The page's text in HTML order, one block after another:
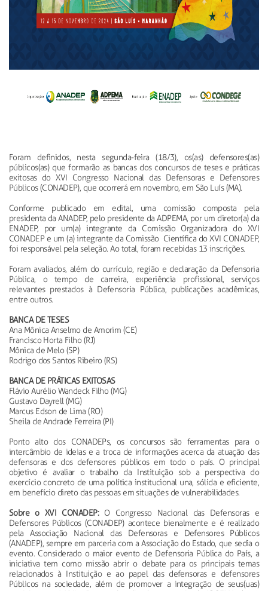
Foram definidos, nesta segunda-feira (18/3), os(as) defensores(as)
públicos(as) que formarão as bancas dos concursos de teses e práticas
exitosas do XVI Congresso Nacional das Defensoras e Defensores
Públicos (CONADEP), que ocorrerá em novembro, em São Luís (MA).
Conforme publicado em edital, uma comissão composta pela
presidenta da ANADEP, pelo presidente da ADPEMA, por um diretor(a) da
ENADEP, por um(a) integrante da Comissão Organizadora do XVI
CONADEP e um (a) integrante da Comissão Científica do XVI CONADEP,
foi responsável pela seleção. Ao total, foram recebidas 13 inscrições.
Foram avaliados, além do currículo, região e declaração da Defensoria
Pública, o tempo de carreira, experiência profissional, serviços
relevantes prestados à Defensoria Pública, publicações acadêmicas,
entre outros.
BANCA DE TESES
Ana Mônica Anselmo de Amorim (CE)
Francisco Horta Filho (RJ)
Mônica de Melo (SP)
Rodrigo dos Santos Ribeiro (RS)
BANCA DE PRÁTICAS EXITOSAS
Flávio Aurélio Wandeck Filho (MG)
Gustavo Dayrell (MG)
Marcus Edson de Lima (RO)
Sheila de Andrade Ferreira (PI)
Ponto alto dos CONADEPs, os concursos são ferramentas para o
intercâmbio de ideias e a troca de informações acerca da atuação das
defensoras e dos defensores públicos em todo o país. O principal
objetivo é avaliar o trabalho da Instituição sob a perspectiva do
exercício concreto de uma política institucional una, sólida e eficiente,
em benefício direto das pessoas em situações de vulnerabilidades.
Sobre o XVI CONADEP: O Congresso Nacional das Defensoras e
Defensores Públicos (CONADEP) acontece bienalmente e é realizado
pela Associação Nacional das Defensoras e Defensores Públicos
(ANADEP), sempre em parceria com a Associação do Estado, que sedia o
evento. Considerado o maior evento de Defensoria Pública do País, a
iniciativa tem como missão abrir o debate para os principais temas
relacionados à Instituição e ao papel das defensoras e defensores
Públicos na sociedade, além de promover a integração de seus(uas)